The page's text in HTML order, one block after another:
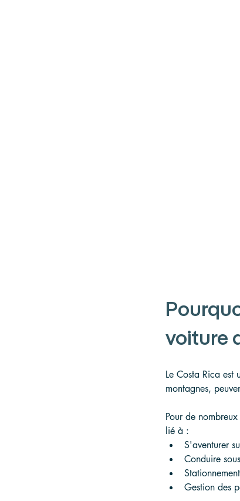
voiture
Le Costa Rica est
montagnes,
Pour de
lié à :
S'aventurer
Conduire
Gestion des